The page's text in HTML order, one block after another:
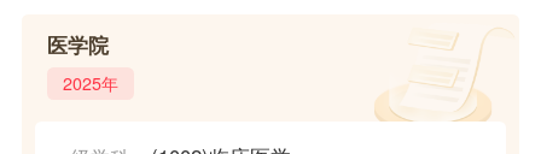
医学院
2025年